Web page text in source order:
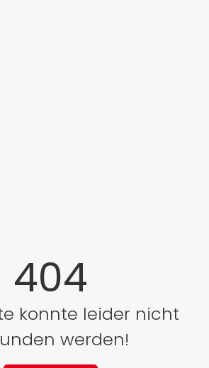
404
konnte leider nicht
werden!